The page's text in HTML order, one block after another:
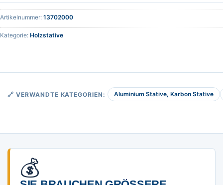
Artikelnummer: 13702000
Kategorie: Holzstative
🔗 VERWANDTE KATEGORIEN: Aluminium Stative, Karbon Stative
💰